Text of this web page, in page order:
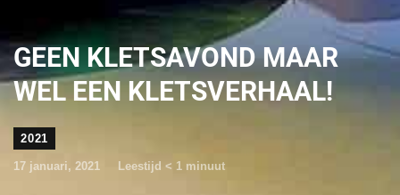
GEEN KLETSAVOND MAAR
WEL EEN KLETSVERHAAL!
2021
17 januari, 2021 Leestijd < 1 minuut